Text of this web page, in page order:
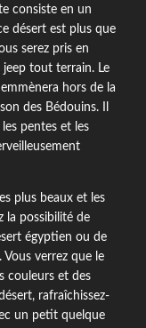
consiste en un
désert est plus que
serez pris en
tout terrain. Le
hors de la
des Bédouins. Il
pentes et les
plus beaux et les
la possibilité de
égyptien ou de
verrez que le
couleurs et des
rafraîchissez-
un petit quelque